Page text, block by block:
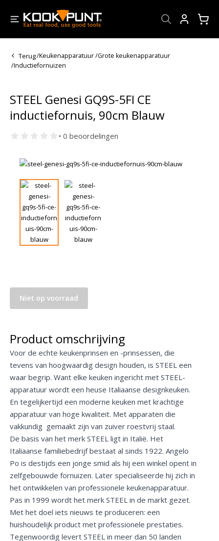
Terug/Keukenapparatuur/Grote keukenapparatuur
/Inductiefornuizen
STEEL Genesi GQ9S-5FI CE
inductiefornuis, 90cm Blauw
• 0 beoordelingen
Niet op voorraad
Product omschrijving
Voor de echte keukenprinsen en -prinsessen, die
tevens van hoogwaardig design houden, is STEEL een
waar begrip. Want elke keuken ingericht met STEEL-
apparatuur wordt een heuse Italiaanse designkeuken.
En tegelijkertijd een moderne keuken met krachtige
apparatuur van hoge kwaliteit. Met apparaten die
vakkundig gemaakt zijn van zuiver roestvrij staal.
De basis van het merk STEEL ligt in Italië. Het
Italiaanse familiebedrijf bestaat al sinds 1922. Angelo
Po is destijds een jonge smid als hij een winkel opent in
zelfgebouwde fornuizen. Later specialiseerde hij zich in
het ontwikkelen van professionele keukenapparatuur.
Pas in 1999 wordt het merk STEEL in de markt gezet.
Met het doel iets nieuws te produceren: een
huishoudelijk product met professionele prestaties.
Tegenwoordig levert STEEL in meer dan 50 landen